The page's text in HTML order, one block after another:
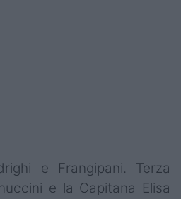
e Frangipani. Terza
e la Capitana Elisa